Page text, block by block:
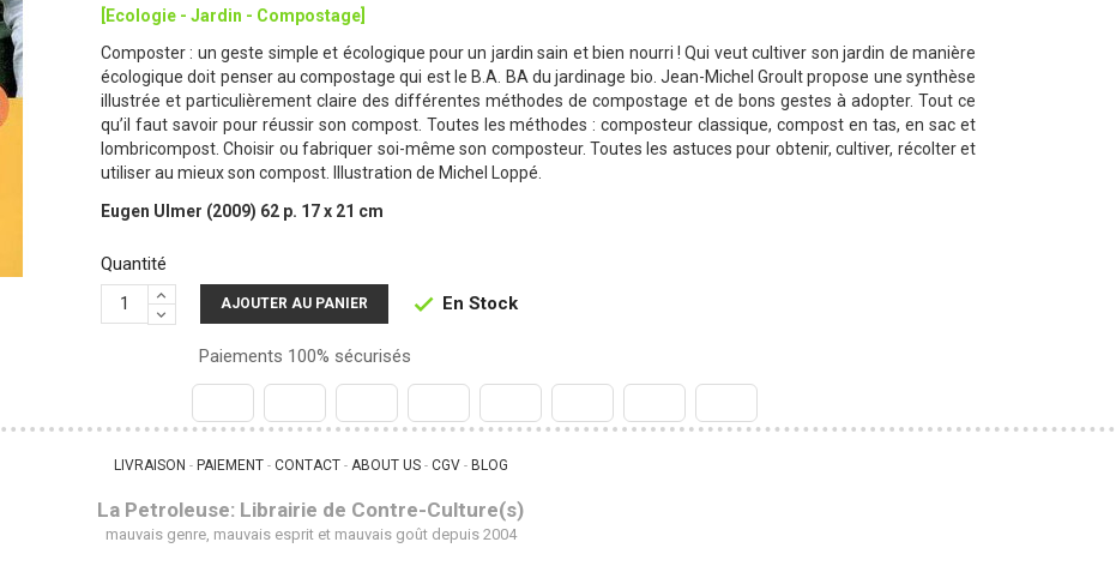
[Ecologie - Jardin - Compostage]
Composter : un geste simple et écologique pour un jardin sain et bien nourri ! Qui veut cultiver son jardin de manière
écologique doit penser au compostage qui est le B.A. BA du jardinage bio. Jean-Michel Groult propose une synthèse
illustrée et particulièrement claire des différentes méthodes de compostage et de bons gestes à adopter. Tout ce
qu’il faut savoir pour réussir son compost. Toutes les méthodes : composteur classique, compost en tas, en sac et
lombricompost. Choisir ou fabriquer soi-même son composteur. Toutes les astuces pour obtenir, cultiver, récolter et
utiliser au mieux son compost. Illustration de Michel Loppé.
Eugen Ulmer (2009) 62 p. 17 x 21 cm
Quantité
AJOUTER AU PANIER  En Stock
Paiements 100% sécurisés
LIVRAISON - PAIEMENT - CONTACT - ABOUT US - CGV - BLOG
La Petroleuse: Librairie de Contre-Culture(s)
mauvais genre, mauvais esprit et mauvais goût depuis 2004